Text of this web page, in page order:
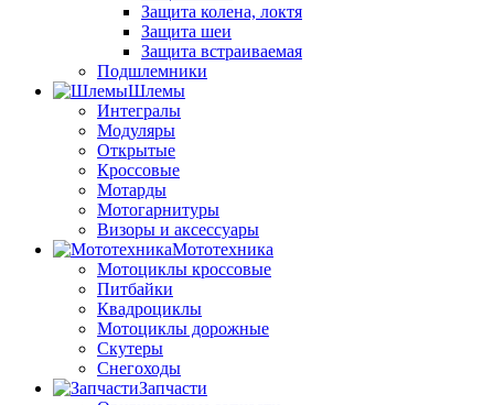
Защита колена, локтя
Защита шеи
Защита встраиваемая
Подшлемники
Шлемы
Интегралы
Модуляры
Открытые
Кроссовые
Мотарды
Мотогарнитуры
Визоры и аксессуары
Мототехника
Мотоциклы кроссовые
Питбайки
Квадроциклы
Мотоциклы дорожные
Скутеры
Снегоходы
Запчасти